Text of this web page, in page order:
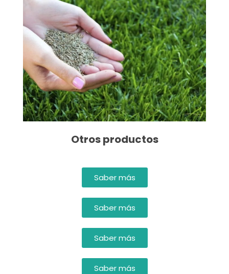
Otros productos
Saber más
Saber más
Saber más
Saber más